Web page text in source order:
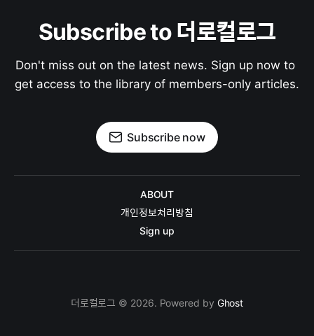
Subscribe to 더로컬로그
Don't miss out on the latest news. Sign up now to
get access to the library of members-only articles.
Subscribe now
ABOUT
개인정보처리방침
Sign up
더로컬로그 © 2026. Powered by Ghost